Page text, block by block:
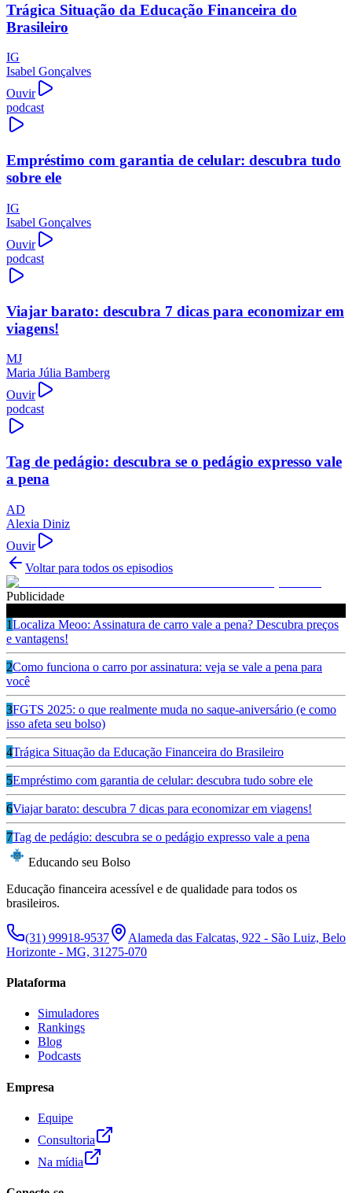
Trágica Situação da Educação Financeira do
Brasileiro
IG
Isabel Gonçalves
Ouvir
podcast
Empréstimo com garantia de celular: descubra tudo
sobre ele
IG
Isabel Gonçalves
Ouvir
podcast
Viajar barato: descubra 7 dicas para economizar em
viagens!
MJ
Maria Júlia Bamberg
Ouvir
podcast
Tag de pedágio: descubra se o pedágio expresso vale
a pena
AD
Alexia Diniz
Ouvir
Voltar para todos os episodios
Publicidade
1Localiza Meoo: Assinatura de carro vale a pena? Descubra preços
e vantagens!
2Como funciona o carro por assinatura: veja se vale a pena para
você
3FGTS 2025: o que realmente muda no saque-aniversário (e como
isso afeta seu bolso)
4Trágica Situação da Educação Financeira do Brasileiro
5Empréstimo com garantia de celular: descubra tudo sobre ele
6Viajar barato: descubra 7 dicas para economizar em viagens!
7Tag de pedágio: descubra se o pedágio expresso vale a pena
Educando seu Bolso
Educação financeira acessível e de qualidade para todos os
brasileiros.
(31) 99918-9537
Alameda das Falcatas, 922 - São Luiz, Belo
Horizonte - MG, 31275-070
Plataforma
Simuladores
Rankings
Blog
Podcasts
Empresa
Equipe
Consultoria
Na mídia